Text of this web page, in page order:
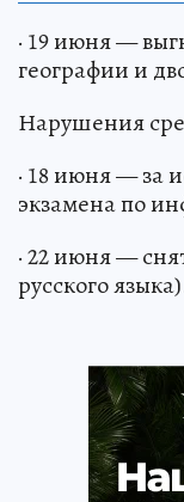
· 19 июня —
географии и
Нарушения
· 18 июня — за
экзамена по
· 22 июня —
русского